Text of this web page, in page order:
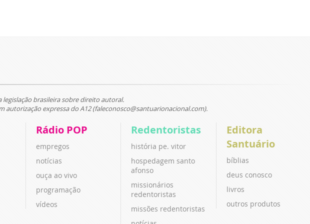
brasileira sobre direito autoral.
expressa do A12 (faleconosco@santuarionacional.com).
Rádio POP
empregos
notícias
ouça ao vivo
programação
vídeos
Redentoristas
história pe. vitor
hospedagem santo
afonso
missionários
redentoristas
missões redentoristas
Editora
Santuário
bíblias
deus conosco
livros
outros produtos